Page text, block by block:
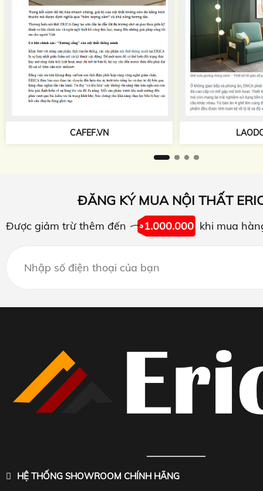
LAODONG.VN
ĐĂNG KÝ MUA NỘI THẤT
Được giảm trừ thêm đến 1.000.000 khi mua
HỆ THỐNG SHOWROOM CHÍNH HÃNG